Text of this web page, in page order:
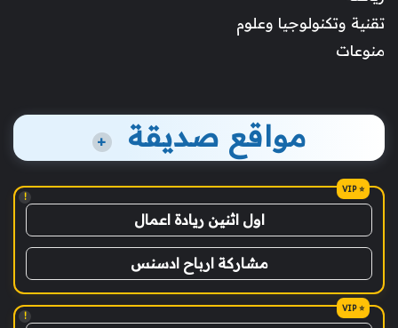
تقنية وتكنولوجيا وعلوم
منوعات
مواقع صديقة +
!
اول اثنين ريادة اعمال
مشاركة ارباح ادسنس
!